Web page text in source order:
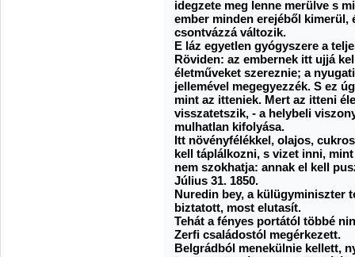
idegzete meg lenne merülve s
ember minden erejéből kimerül,
csontvázzá változik.
E láz egyetlen gyógyszere a
Röviden: az embernek itt ujjá
életműveket szereznie; a
jellemével megegyezzék. S ez
mint az itteniek. Mert az itteni
visszatetszik, - a helybeli
mulhatlan kifolyása.
Itt növényfélékkel, olajos,
kell táplálkozni, s vizet inni,
nem szokhatja: annak el kell
Július 31. 1850.
Nuredin bey, a külügyminiszter
biztatott, most elutasít.
Tehát a fényes portától többé
Zerfi családostól megérkezett.
Belgrádból menekülnie kellett,